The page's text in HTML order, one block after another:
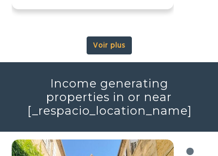
7
3 448m 16343m
Voir plus
Income generating
properties in or near
[_respacio_location_name]